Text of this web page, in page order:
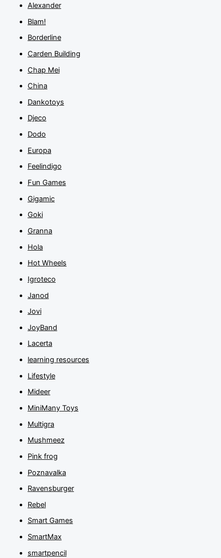
Alexander
Blam!
Borderline
Carden Building
Chap Mei
China
Dankotoys
Djeco
Dodo
Europa
Feelindigo
Fun Games
Gigamic
Goki
Granna
Hola
Hot Wheels
Igroteco
Janod
Jovi
JoyBand
Lacerta
learning resources
Lifestyle
Mideer
MiniMany Toys
Multigra
Mushmeez
Pink frog
Poznavalka
Ravensburger
Rebel
Smart Games
SmartMax
smartpencil